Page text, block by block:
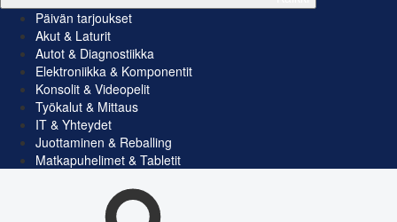
Päivän tarjoukset
Akut & Laturit
Autot & Diagnostiikka
Elektroniikka & Komponentit
Konsolit & Videopelit
Työkalut & Mittaus
IT & Yhteydet
Juottaminen & Reballing
Matkapuhelimet & Tabletit